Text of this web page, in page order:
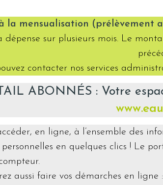
à la mensualisation (prélèvement
dépense sur plusieurs mois. Le
contacter nos services
ABONNÉS : Votre
en ligne, à l’ensemble des
en quelques clics ! Le
aussi faire vos démarches en